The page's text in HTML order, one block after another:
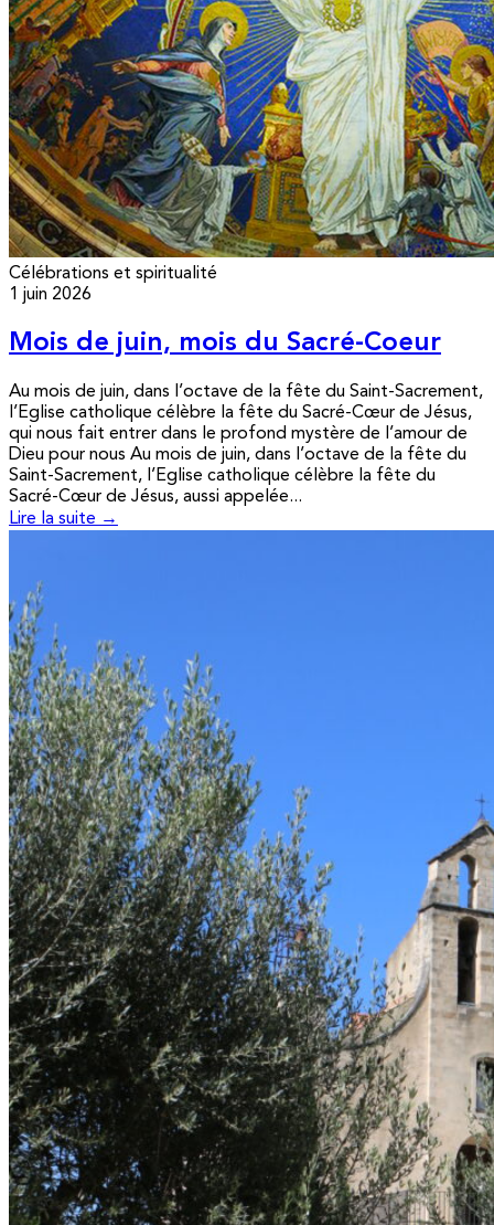
Célébrations et spiritualité
1 juin 2026
Mois de juin, mois du Sacré-Coeur
Au mois de juin, dans l’octave de la fête du Saint-Sacrement,
l’Eglise catholique célèbre la fête du Sacré-Cœur de Jésus,
qui nous fait entrer dans le profond mystère de l’amour de
Dieu pour nous Au mois de juin, dans l’octave de la fête du
Saint-Sacrement, l’Eglise catholique célèbre la fête du
Sacré-Cœur de Jésus, aussi appelée...
Lire la suite →